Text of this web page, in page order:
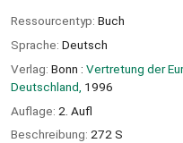
Ressourcentyp: Buch
Sprache: Deutsch
Verlag: Bonn : Vertretung der
Deutschland, 1996
Auflage: 2. Aufl
Beschreibung: 272 S